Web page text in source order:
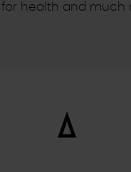
health and much